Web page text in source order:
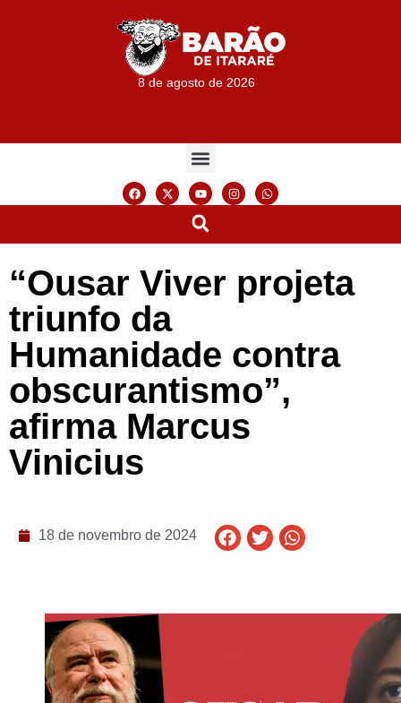
8 de agosto de 2026
“Ousar Viver projeta
triunfo da
Humanidade contra
obscurantismo”,
afirma Marcus
Vinicius
18 de novembro de 2024